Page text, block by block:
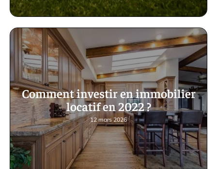
Comment investir en immobilier
locatif en 2022 ?
12 mars 2026